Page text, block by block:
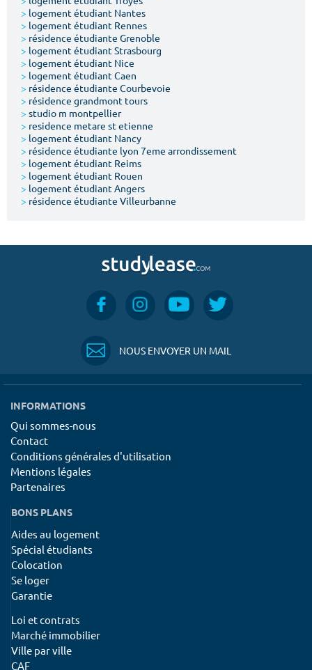
> logement étudiant Nantes
> logement étudiant Rennes
> résidence étudiante Grenoble
> logement étudiant Strasbourg
> logement étudiant Nice
> logement étudiant Caen
> résidence étudiante Courbevoie
> résidence grandmont tours
> studio m montpellier
> residence metare st etienne
> logement étudiant Nancy
> résidence étudiante lyon 7eme arrondissement
> logement étudiant Reims
> logement étudiant Rouen
> logement étudiant Angers
> résidence étudiante Villeurbanne
NOUS ENVOYER UN MAIL
INFORMATIONS
Qui sommes-nous
Contact
Conditions générales d'utilisation
Mentions légales
Partenaires
BONS PLANS
Aides au logement
Spécial étudiants
Colocation
Se loger
Garantie
Loi et contrats
Marché immobilier
Ville par ville
CAF